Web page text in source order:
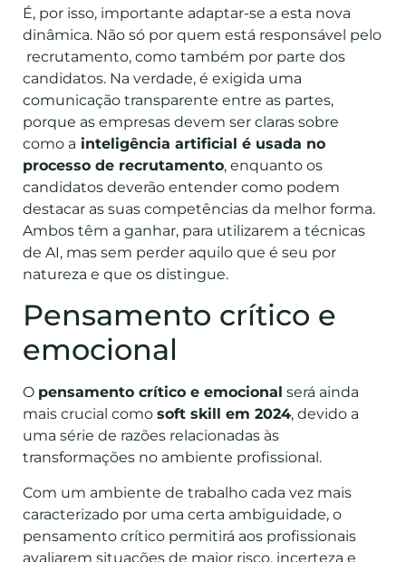
É, por isso, importante adaptar-se a esta nova
dinâmica. Não só por quem está responsável pelo
recrutamento, como também por parte dos
candidatos. Na verdade, é exigida uma
comunicação transparente entre as partes,
porque as empresas devem ser claras sobre
como a inteligência artificial é usada no
processo de recrutamento, enquanto os
candidatos deverão entender como podem
destacar as suas competências da melhor forma.
Ambos têm a ganhar, para utilizarem a técnicas
de AI, mas sem perder aquilo que é seu por
natureza e que os distingue.
Pensamento crítico e
emocional
O pensamento crítico e emocional será ainda
mais crucial como soft skill em 2024, devido a
uma série de razões relacionadas às
transformações no ambiente profissional.
Com um ambiente de trabalho cada vez mais
caracterizado por uma certa ambiguidade, o
pensamento crítico permitirá aos profissionais
avaliarem situações de maior risco, incerteza e